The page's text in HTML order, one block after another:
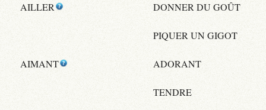
AILLER DONNER DU GOÛT
PIQUER UN GIGOT
AIMANT ADORANT
TENDRE